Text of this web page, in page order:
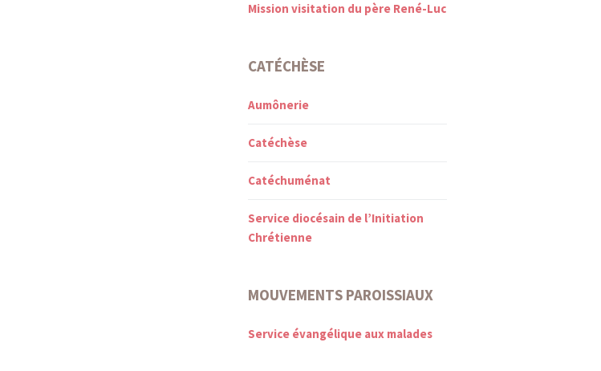
Mission visitation du père René-Luc
CATÉCHÈSE
Aumônerie
Catéchèse
Catéchuménat
Service diocésain de l’Initiation
Chrétienne
MOUVEMENTS PAROISSIAUX
Service évangélique aux malades